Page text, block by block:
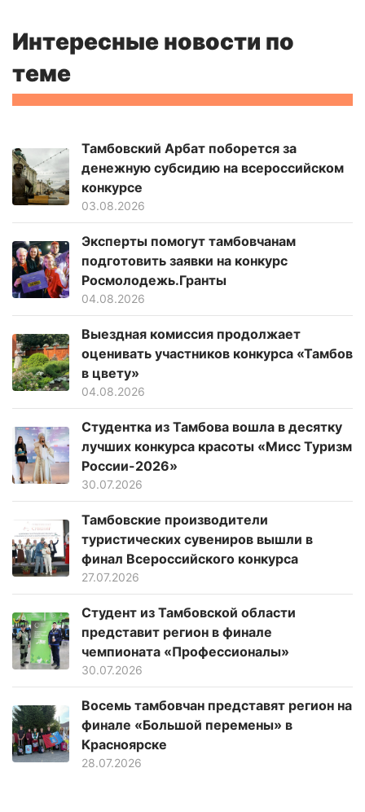
Интересные новости по
теме
Тамбовский Арбат поборется за
денежную субсидию на всероссийском
конкурсе
03.08.2026
Эксперты помогут тамбовчанам
подготовить заявки на конкурс
Росмолодежь.Гранты
04.08.2026
Выездная комиссия продолжает
оценивать участников конкурса «Тамбов
в цвету»
04.08.2026
Студентка из Тамбова вошла в десятку
лучших конкурса красоты «Мисс Туризм
России-2026»
30.07.2026
Тамбовские производители
туристических сувениров вышли в
финал Всероссийского конкурса
27.07.2026
Студент из Тамбовской области
представит регион в финале
чемпионата «Профессионалы»
30.07.2026
Восемь тамбовчан представят регион на
финале «Большой перемены» в
Красноярске
28.07.2026